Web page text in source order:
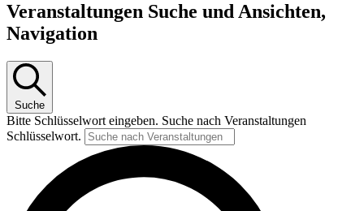
Veranstaltungen Suche und Ansichten,
Navigation
Suche
Bitte Schlüsselwort eingeben. Suche nach Veranstaltungen
Schlüsselwort.